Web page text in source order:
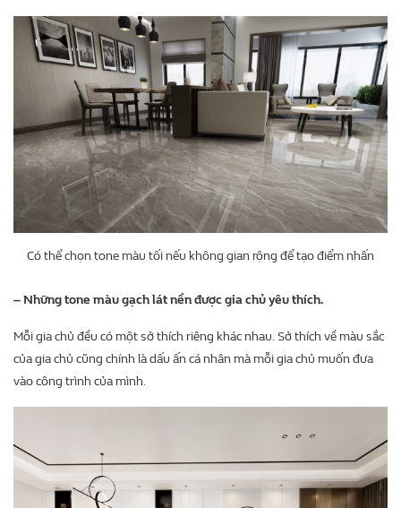
Có thể chọn tone màu tối nếu không gian rộng để tạo điểm nhấn
– Những tone màu gạch lát nền được gia chủ yêu thích.
Mỗi gia chủ đều có một sở thích riêng khác nhau. Sở thích về màu sắc
của gia chủ cũng chính là dấu ấn cá nhân mà mỗi gia chủ muốn đưa
vào công trình của mình.